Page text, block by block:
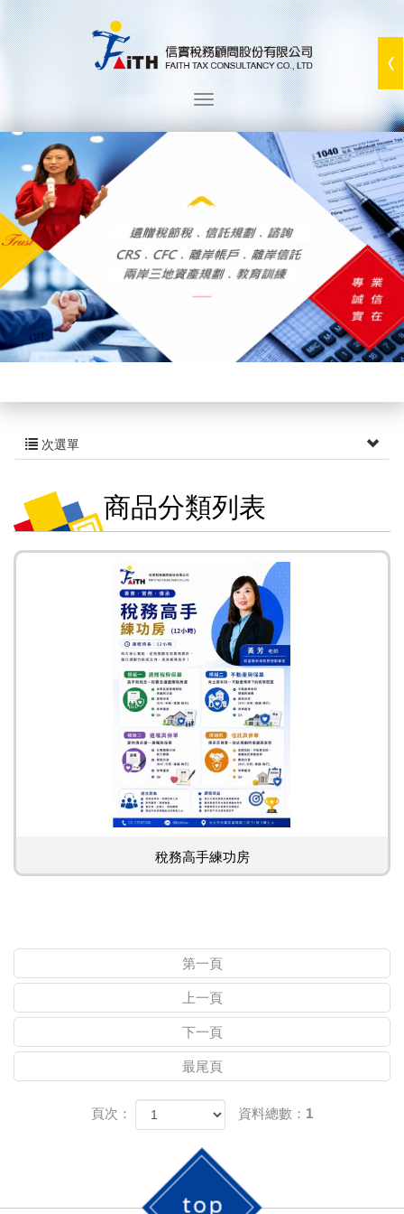
次選單
商品分類列表
稅務高手練功房
第一頁
上一頁
下一頁
最尾頁
頁次： 資料總數：1